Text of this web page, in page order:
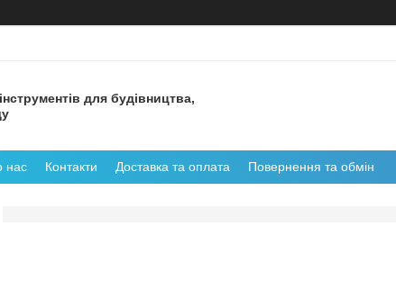
для будівництва,
нас Контакти Доставка та оплата Повернення та обмін